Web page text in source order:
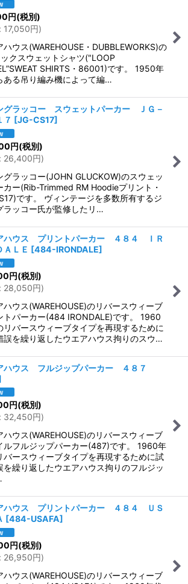
円(税別)
: 17,050円)
ハウス(WAREHOUSE・DUBBLEWORKS)の
クスウェットシャツ("LOOP
SHIRTS・86001)です。 1950年
ある吊り編み機によって編…
グラッコー スウェットパーカー ＪＧ－
７ [JG-CS17]
円(税別)
: 26,400円)
グラッコー(JOHN GLUCKOW)のスウェッ
カー(Rib-Trimmed RM Hoodieプリント・
です。 ヴィンテージを多数所有するジ
ラッコー氏が監修したリ…
ハウス プリントパーカー ４８４ ＩＲ
ＡＬＥ [484-IRONDALE]
円(税別)
: 28,050円)
ハウス(WAREHOUSE)のリバースウィーブ
トパーカー(484 IRONDALE)です。 1960
リバースウィーブタイプを再現するために
誤を繰り返したウエアハウス拘りのスウ…
ハウス フルジップパーカー ４８７
円(税別)
: 32,450円)
ハウス(WAREHOUSE)のリバースウィーブ
ルフルジップパーカー(487)です。 1960年
バースウィーブタイプを再現するために試
を繰り返したウエアハウス拘りのフルジッ
ハウス プリントパーカー ４８４ ＵＳ
[484-USAFA]
円(税別)
: 26,950円)
ハウス(WAREHOUSE)のリバースウィーブ